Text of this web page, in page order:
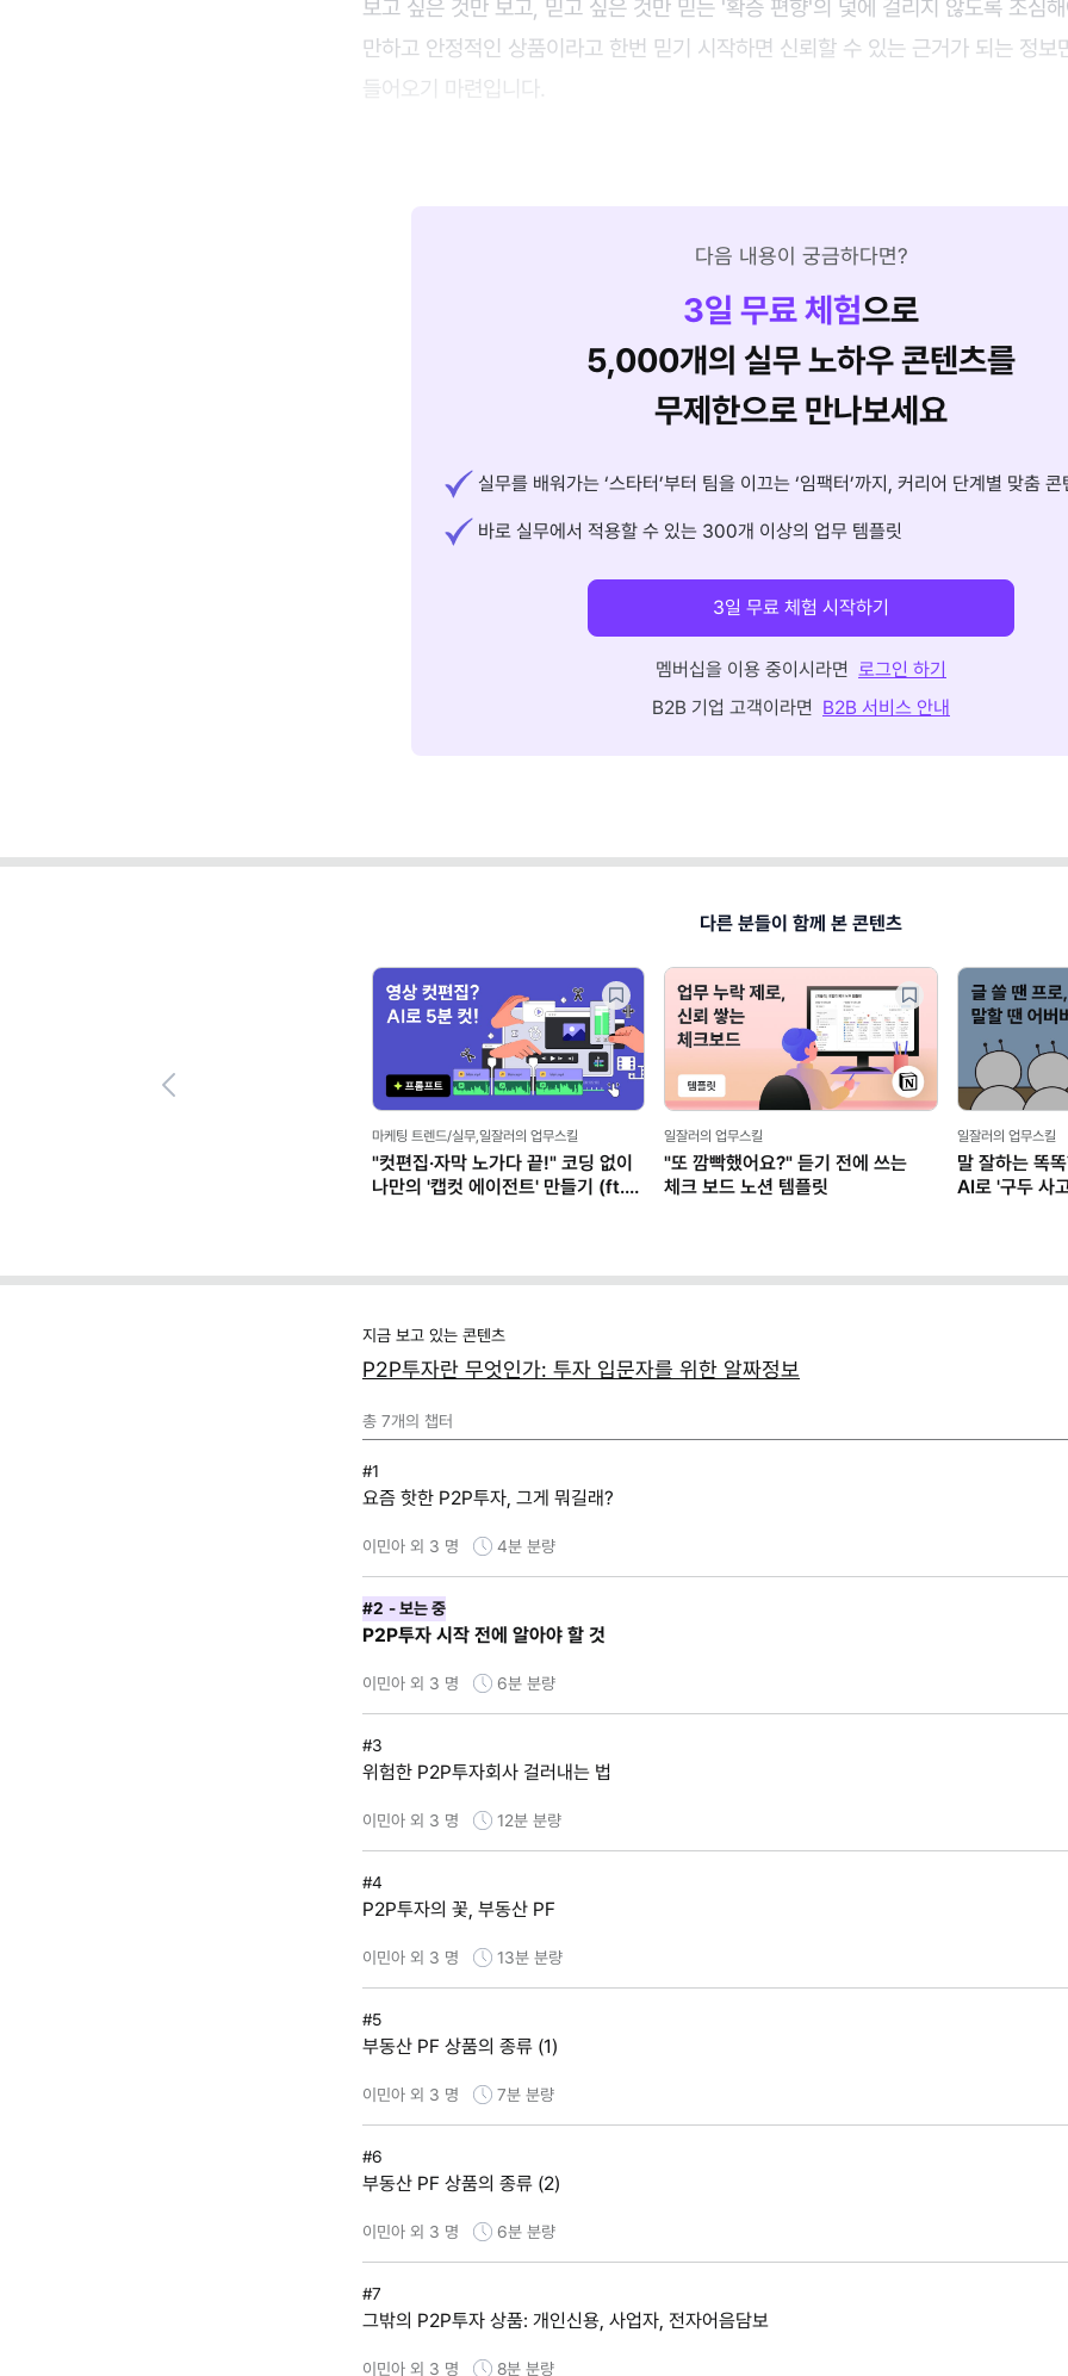
보고 싶은 것만 보고, 믿고 싶은 것만 믿는 '확증 편향'의 덫에 걸리지 않도록 조심
만하고 안정적인 상품이라고 한번 믿기 시작하면 신뢰할 수 있는 근거가 되는 정보
들어오기 마련입니다.
다음 내용이 궁금하다면?
3일 무료 체험으로
5,000개의 실무 노하우 콘텐츠를
무제한으로 만나보세요
실무를 배워가는 ‘스타터’부터 팀을 이끄는 ‘임팩터’까지, 커리어 단계별 맞춤 콘
바로 실무에서 적용할 수 있는 300개 이상의 업무 템플릿
3일 무료 체험 시작하기
멤버십을 이용 중이시라면 로그인 하기
B2B 기업 고객이라면 B2B 서비스 안내
다른 분들이 함께 본 콘텐츠
마케팅 트렌드/실무,일잘러의 업무스킬
"컷편집·자막 노가다 끝!" 코딩 없이
나만의 '캡컷 에이전트' 만들기 (ft.
일잘러의 업무스킬
"또 깜빡했어요?" 듣기 전에 쓰는
체크 보드 노션 템플릿
일잘러의 업무스킬
말 잘하는 똑
AI로 '구두 사
지금 보고 있는 콘텐츠
P2P투자란 무엇인가: 투자 입문자를 위한 알짜정보
총 7개의 챕터
#1
요즘 핫한 P2P투자, 그게 뭐길래?
이민아 외 3 명 4분 분량
#2 - 보는 중
P2P투자 시작 전에 알아야 할 것
이민아 외 3 명 6분 분량
#3
위험한 P2P투자회사 걸러내는 법
이민아 외 3 명 12분 분량
#4
P2P투자의 꽃, 부동산 PF
이민아 외 3 명 13분 분량
#5
부동산 PF 상품의 종류 (1)
이민아 외 3 명 7분 분량
#6
부동산 PF 상품의 종류 (2)
이민아 외 3 명 6분 분량
#7
그밖의 P2P투자 상품: 개인신용, 사업자, 전자어음담보
이민아 외 3 명 8분 분량